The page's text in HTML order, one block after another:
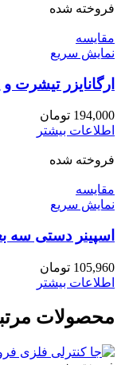
فروخته شده
مقايسه
نمایش سریع
ارگانایزر
194,000 تومان
اطلاعات بیشتر
فروخته شده
مقايسه
نمایش سریع
اسپینر دستی سه
105,960 تومان
اطلاعات بیشتر
محصولات